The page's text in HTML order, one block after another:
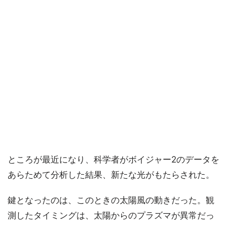
ところが最近になり、科学者がボイジャー2のデータを
あらためて分析した結果、新たな光がもたらされた。
鍵となったのは、このときの太陽風の動きだった。観
測したタイミングは、太陽からのプラズマが異常だっ